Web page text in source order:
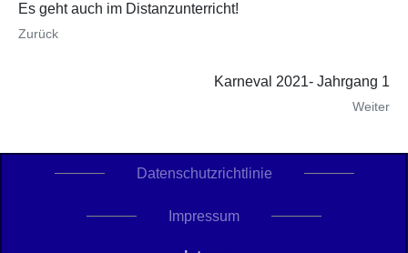
Es geht auch im Distanzunterricht!
Zurück
Karneval 2021- Jahrgang 1
Weiter
Datenschutzrichtlinie
Impressum